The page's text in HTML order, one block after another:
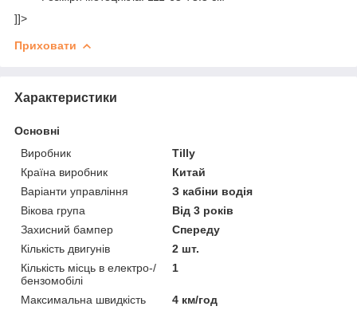
]]>
Приховати
Характеристики
Основні
Виробник
Tilly
Країна виробник
Китай
Варіанти управління
З кабіни водія
Вікова група
Від 3 років
Захисний бампер
Спереду
Кількість двигунів
2 шт.
Кількість місць в електро-/
бензомобілі
1
Максимальна швидкість
4 км/год